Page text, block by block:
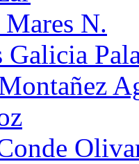
N.
Galicia